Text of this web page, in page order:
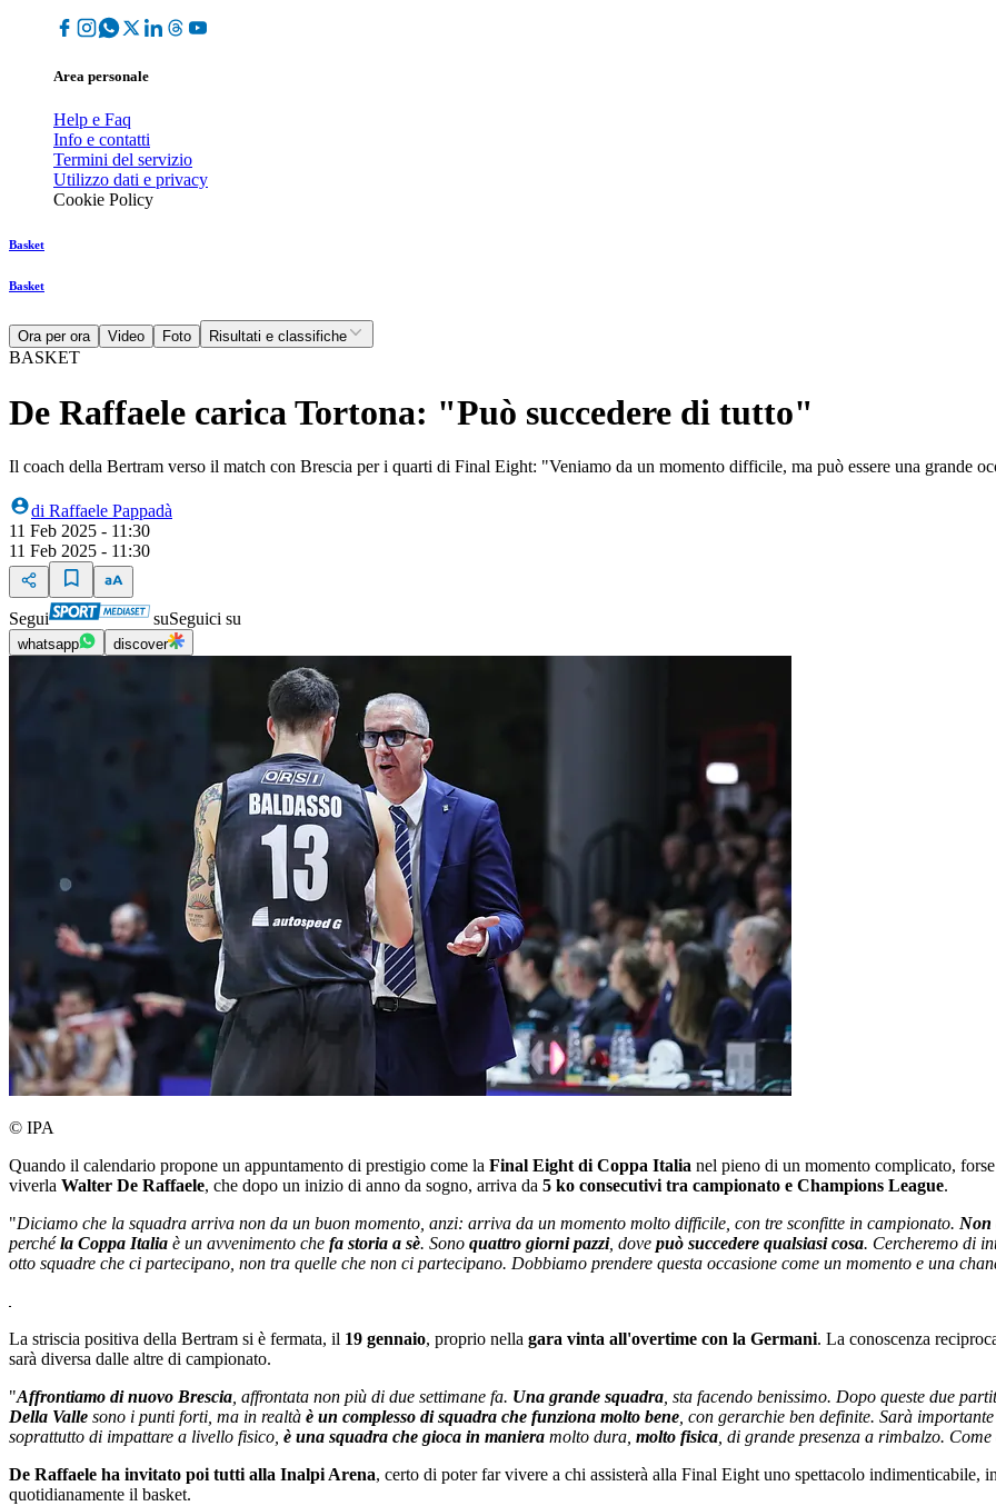
Area personale
Help e Faq
Info e contatti
Termini del servizio
Utilizzo dati e privacy
Cookie Policy
Basket
Basket
Ora per ora Video Foto Risultati e classifiche
BASKET
De Raffaele carica Tortona: "Può succedere di tutto"
Il coach della Bertram verso il match con Brescia per i quarti di Final Eight: "Veniamo da un momento difficile, ma può essere una grande
di Raffaele Pappadà
11 Feb 2025 - 11:30
11 Feb 2025 - 11:30
Segui suSeguici su
whatsapp discover
© IPA
Quando il calendario propone un appuntamento di prestigio come la Final Eight di Coppa Italia nel pieno di un momento complicato,
viverla Walter De Raffaele, che dopo un inizio di anno da sogno, arriva da 5 ko consecutivi tra campionato e Champions League.
"Diciamo che la squadra arriva non da un buon momento, anzi: arriva da un momento molto difficile, con tre sconfitte in campionato. Non
perchéla Coppa Italia è un avvenimento che fa storia a sè. Sono quattro giorni pazzi, dove può succedere qualsiasi cosa. Cercheremo di
otto squadre che ci partecipano, non tra quelle che non ci partecipano. Dobbiamo prendere questa occasione come un momento e una
La striscia positiva della Bertram si è fermata, il 19 gennaio, proprio nella gara vinta all'overtime con la Germani. La conoscenza
sarà diversa dalle altre di campionato.
"Affrontiamo di nuovo Brescia , affrontata non più di due settimane fa. Una grande squadra , sta facendo benissimo. Dopo queste due
Della Valle sono i punti forti, ma in realtà è un complesso di squadra che funziona molto bene , con gerarchie ben definite. Sarà
soprattutto di impattare a livello fisico, è una squadra che gioca in maniera molto dura, molto fisica , di grande presenza a rimbalzo.
De Raffaele ha invitato poi tutti alla Inalpi Arena, certo di poter far vivere a chi assisterà alla Final Eight uno spettacolo indimenticabile,
quotidianamente il basket.